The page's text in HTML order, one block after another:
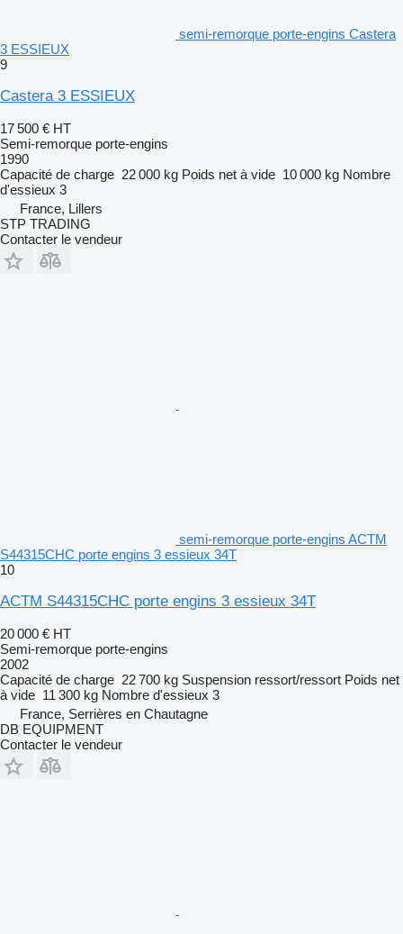
semi-remorque porte-engins Castera
3 ESSIEUX
9
Castera 3 ESSIEUX
17 500 € HT
Semi-remorque porte-engins
1990
Capacité de charge 22 000 kg Poids net à vide 10 000 kg Nombre
d'essieux 3
France, Lillers
STP TRADING
Contacter le vendeur
semi-remorque porte-engins ACTM
S44315CHC porte engins 3 essieux 34T
10
ACTM S44315CHC porte engins 3 essieux 34T
20 000 € HT
Semi-remorque porte-engins
2002
Capacité de charge 22 700 kg Suspension ressort/ressort Poids net
à vide 11 300 kg Nombre d'essieux 3
France, Serrières en Chautagne
DB EQUIPMENT
Contacter le vendeur